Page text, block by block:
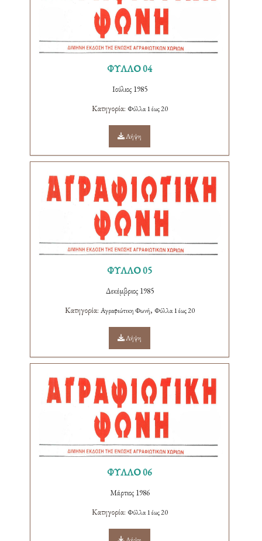
ΦΥΛΛΟ 04
Ιούλιος 1985
Κατηγορία: Φύλλα 1 έως 20
Λήψη
ΦΥΛΛΟ 05
Δεκέμβριος 1985
Κατηγορία: Αγραφιώτικη Φωνή, Φύλλα 1 έως 20
Λήψη
ΦΥΛΛΟ 06
Μάρτιος 1986
Κατηγορία: Φύλλα 1 έως 20